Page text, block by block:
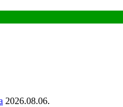
2026.08.06.